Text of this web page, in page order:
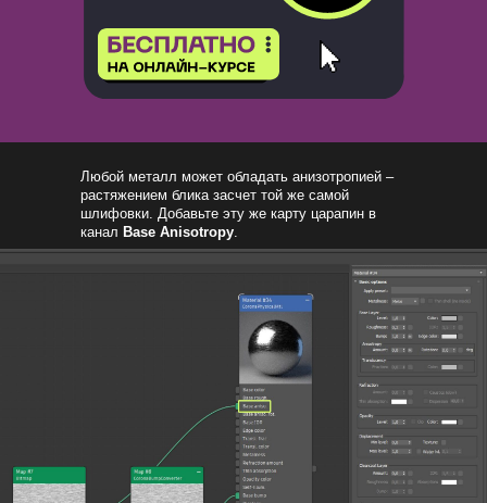
Любой металл может обладать анизотропией –
растяжением блика засчет той же самой
шлифовки. Добавьте эту же карту царапин в
канал Base Anisotropy.